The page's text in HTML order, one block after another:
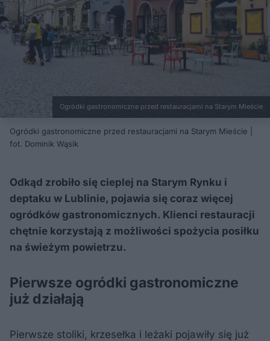
Ogródki gastronomiczne przed restauracjami na Starym Mieście
Ogródki gastronomiczne przed restauracjami na Starym Mieście |
fot. Dominik Wąsik
Odkąd zrobiło się cieplej na Starym Rynku i
deptaku w Lublinie, pojawia się coraz więcej
ogródków gastronomicznych. Klienci restauracji
chętnie korzystają z możliwości spożycia posiłku
na świeżym powietrzu.
Pierwsze ogródki gastronomiczne
już działają
Pierwsze stoliki, krzesełka i leżaki pojawiły się już